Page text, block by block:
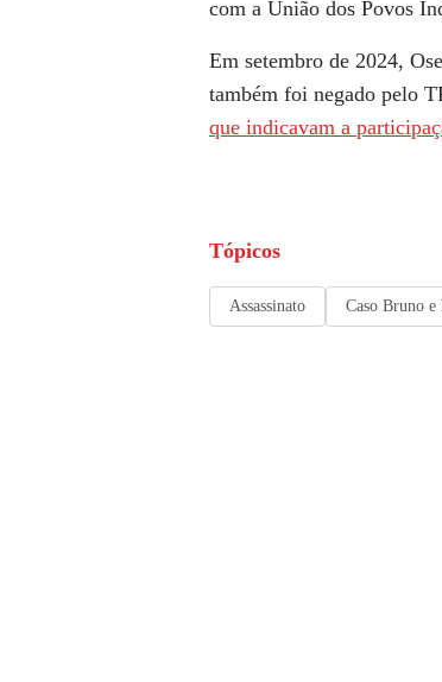
com a União dos Povos
Em setembro de 2024,
também foi negado pelo
que indicavam a
Tópicos
Assassinato Caso Bruno e